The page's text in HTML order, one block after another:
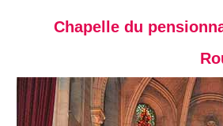
Chapelle du